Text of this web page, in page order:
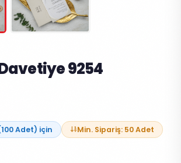
9254
Adet) için
Min. Sipariş: 50 Adet